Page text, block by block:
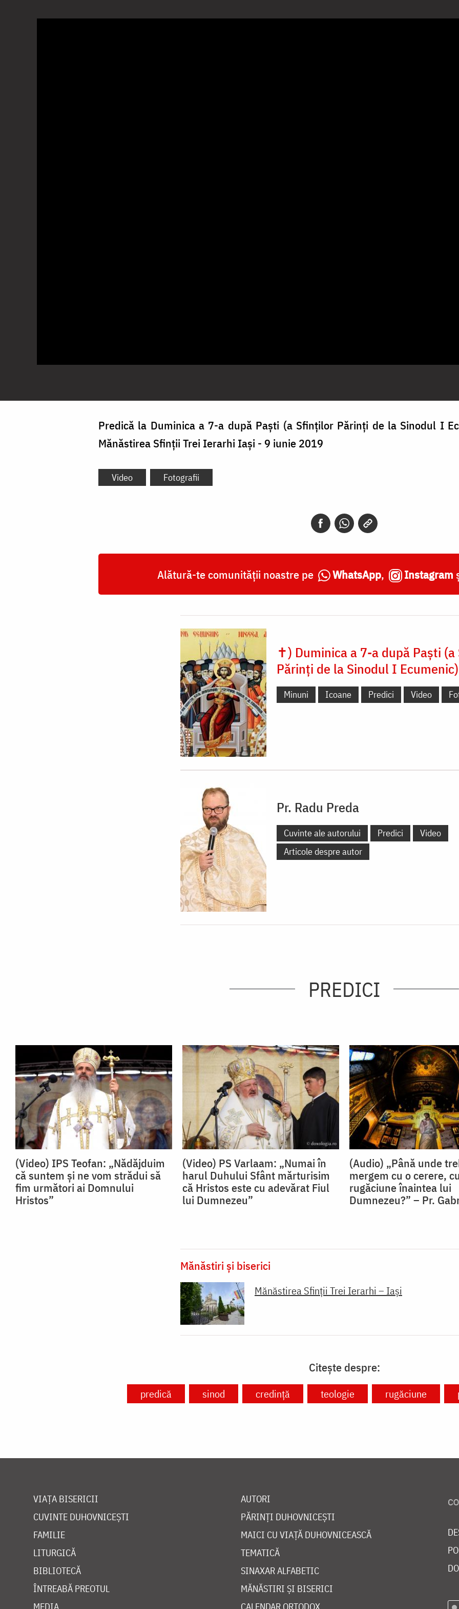
Predică la Duminica a 7-a după Paști (a Sfinților Părinți de la Sinodul I
Mănăstirea Sfinții Trei Ierarhi Iași - 9 iunie 2019
Video Fotografii
Alătură-te comunității noastre pe WhatsApp, Instagram
✝) Duminica a 7-a după Paști
Părinți de la Sinodul I Ecumenic)
Minuni Icoane Predici Video
Pr. Radu Preda
Cuvinte ale autorului Predici
Video
Articole despre autor
PREDICI
(Video) IPS Teofan: „Nădăjduim
că suntem și ne vom strădui să
fim următori ai Domnului
Hristos”
(Video) PS Varlaam: „Numai în
harul Duhului Sfânt mărturisim
că Hristos este cu adevărat Fiul
lui Dumnezeu”
(Audio) „Până unde
mergem cu o cerere,
rugăciune înaintea lui
Dumnezeu?” – Pr.
Mănăstiri și biserici
Mănăstirea Sfinții Trei Ierarhi – Iași
Citește despre:
predică sinod credință teologie rugăciune
VIAȚA BISERICII
CUVINTE DUHOVNICEȘTI
FAMILIE
LITURGICĂ
BIBLIOTECĂ
ÎNTREABĂ PREOTUL
AUTORI
PĂRINȚI DUHOVNICEȘTI
MAICI CU VIAȚĂ DUHOVNICEASCĂ
TEMATICĂ
SINAXAR ALFABETIC
MĂNĂSTIRI ȘI BISERICI